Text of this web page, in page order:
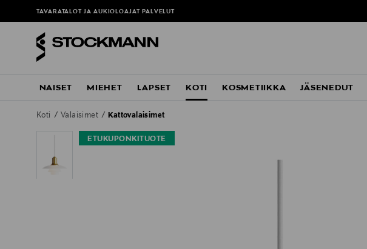
TAVARATALOT JA AUKIOLOAJAT PALVELUT
NAISET MIEHET LAPSET KOTI KOSMETIIKKA JÄSENEDUT
Koti Valaisimet Kattovalaisimet
ETUKUPONKITUOTE